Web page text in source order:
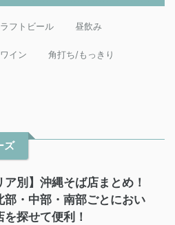
フトビール 昼飲み
ワイン 角打ち/もっきり
ズ
ア別】沖縄そば店まとめ！
部・中部・南部ごとにおい
を探せて便利！